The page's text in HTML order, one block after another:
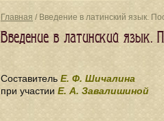
Главная / Введение в латинский язык.
Введение в латинский язык.
Составитель Е. Ф. Шичалина
при участии Е. А. Завалишиной